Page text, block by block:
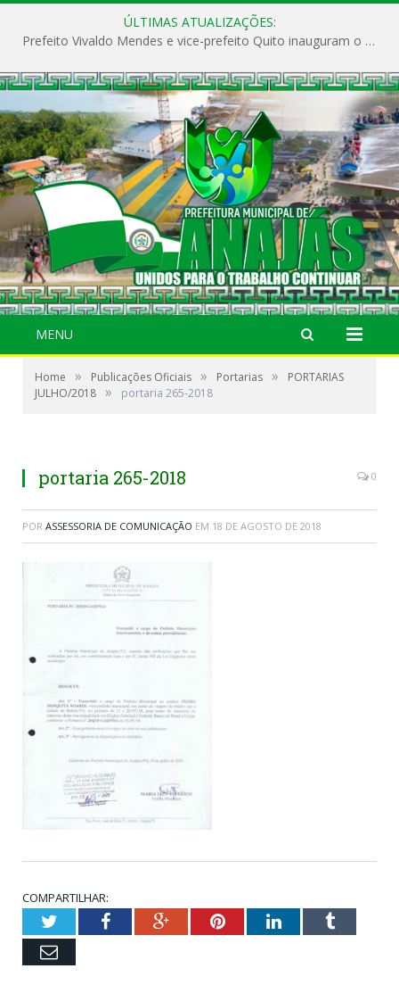
ÚLTIMAS ATUALIZAÇÕES:
Prefeito Vivaldo Mendes e vice-prefeito Quito inauguram o CAPS e fortalecem a saúde pública em Anajás.
MENU
Home » Publicações Oficiais » Portarias »
PORTARIAS
JULHO/2018 » portaria 265-2018
portaria 265-2018 0
POR ASSESSORIA DE COMUNICAÇÃO EM 18 DE AGOSTO DE 2018
COMPARTILHAR:
TwitterFacebookGoogle+PinterestLinkedInTumblr
Email